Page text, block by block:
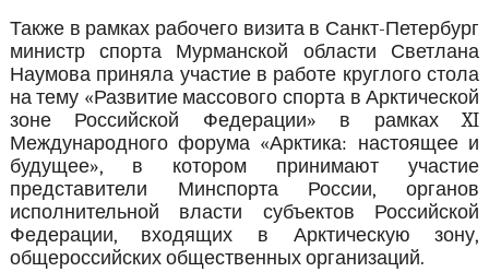
Также в рамках рабочего визита в Санкт-Петербург
министр спорта Мурманской области Светлана
Наумова приняла участие в работе круглого стола
на тему «Развитие массового спорта в Арктической
зоне Российской Федерации» в рамках XI
Международного форума «Арктика: настоящее и
будущее», в котором принимают участие
представители Минспорта России, органов
исполнительной власти субъектов Российской
Федерации, входящих в Арктическую зону,
общероссийских общественных организаций.